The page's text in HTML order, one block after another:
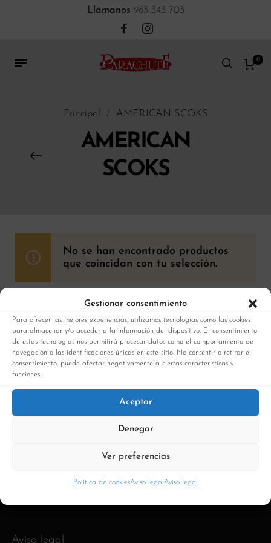
Gestionar consentimiento
Para ofrecer las mejores experiencias, utilizamos tecnologías como las cookies
para almacenar y/o acceder a la información del dispositivo. El consentimiento
de estas tecnologías nos permitirá procesar datos como el comportamiento de
navegación o las identificaciones únicas en este sitio. No consentir o retirar el
consentimiento, puede afectar negativamente a ciertas características y
funciones.
Aceptar
Denegar
Ver preferencias
Política de cookiesAviso legal Aviso legal
Llámanos 983 343 703
0
Principal / AMERICAN SCOKS
AMERICAN
SCOKS
No se han encontrado productos
que coincidan con tu selección.
Quienes somos
Nuestras tiendas
Aviso legal